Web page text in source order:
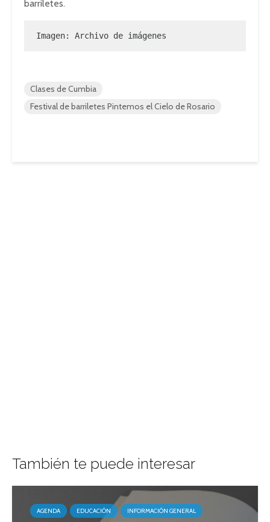
barriletes.
Imagen: Archivo de imágenes
Clases de Cumbia
Festival de barriletes Pintemos el Cielo de Rosario
También te puede interesar
AGENDA EDUCACIÓN INFORMACIÓN GENERAL